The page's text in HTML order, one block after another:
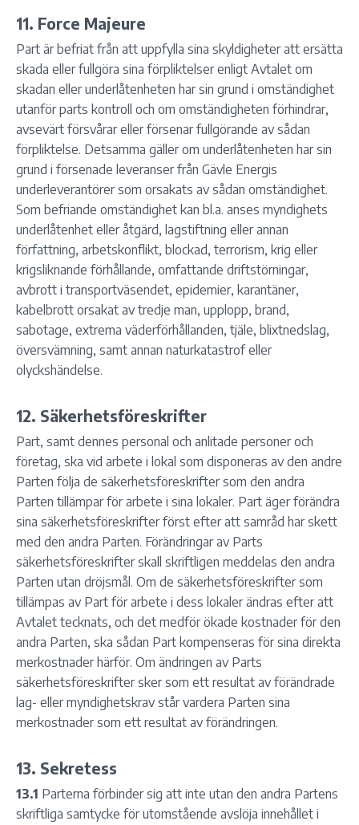
11. Force Majeure
Part är befriat från att uppfylla sina skyldigheter att ersätta
skada eller fullgöra sina förpliktelser enligt Avtalet om
skadan eller underlåtenheten har sin grund i omständighet
utanför parts kontroll och om omständigheten förhindrar,
avsevärt försvårar eller försenar fullgörande av sådan
förpliktelse. Detsamma gäller om underlåtenheten har sin
grund i försenade leveranser från Gävle Energis
underleverantörer som orsakats av sådan omständighet.
Som befriande omständighet kan bl.a. anses myndighets
underlåtenhet eller åtgärd, lagstiftning eller annan
författning, arbetskonflikt, blockad, terrorism, krig eller
krigsliknande förhållande, omfattande driftstörningar,
avbrott i transportväsendet, epidemier, karantäner,
kabelbrott orsakat av tredje man, upplopp, brand,
sabotage, extrema väderförhållanden, tjäle, blixtnedslag,
översvämning, samt annan naturkatastrof eller
olyckshändelse.
12. Säkerhetsföreskrifter
Part, samt dennes personal och anlitade personer och
företag, ska vid arbete i lokal som disponeras av den andre
Parten följa de säkerhetsföreskrifter som den andra
Parten tillämpar för arbete i sina lokaler. Part äger förändra
sina säkerhetsföreskrifter först efter att samråd har skett
med den andra Parten. Förändringar av Parts
säkerhetsföreskrifter skall skriftligen meddelas den andra
Parten utan dröjsmål. Om de säkerhetsföreskrifter som
tillämpas av Part för arbete i dess lokaler ändras efter att
Avtalet tecknats, och det medför ökade kostnader för den
andra Parten, ska sådan Part kompenseras för sina direkta
merkostnader härför. Om ändringen av Parts
säkerhetsföreskrifter sker som ett resultat av förändrade
lag- eller myndighetskrav står vardera Parten sina
merkostnader som ett resultat av förändringen.
13. Sekretess
13.1 Parterna förbinder sig att inte utan den andra Partens
skriftliga samtycke för utomstående avslöja innehållet i